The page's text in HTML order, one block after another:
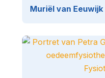
Muriël van